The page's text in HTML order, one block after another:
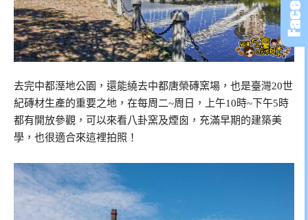
去完中都溼地公園，還能繞去中都唐榮磚窯場，也是臺灣20世
紀磚材生產的重要之地，在每周二~周日，上午10時~下午5時
都有開放參觀，可以來看八卦窯及煙囪，充滿早期的建築美
學，也很適合來這裡拍照！